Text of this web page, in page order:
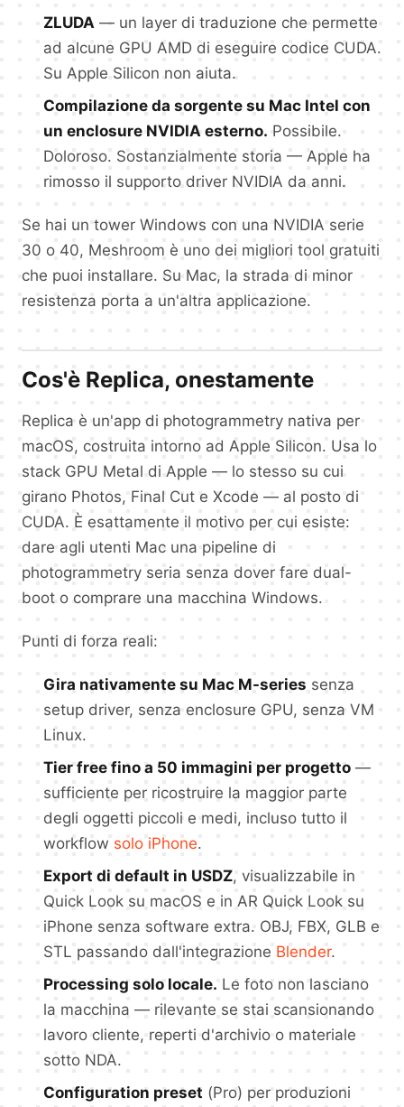
ZLUDA — un layer di traduzione che permette
ad alcune GPU AMD di eseguire codice CUDA.
Su Apple Silicon non aiuta.
Compilazione da sorgente su Mac Intel con
un enclosure NVIDIA esterno. Possibile.
Doloroso. Sostanzialmente storia — Apple ha
rimosso il supporto driver NVIDIA da anni.
Se hai un tower Windows con una NVIDIA serie
30 o 40, Meshroom è uno dei migliori tool gratuiti
che puoi installare. Su Mac, la strada di minor
resistenza porta a un'altra applicazione.
Cos'è Replica, onestamente
Replica è un'app di photogrammetry nativa per
macOS, costruita intorno ad Apple Silicon. Usa lo
stack GPU Metal di Apple — lo stesso su cui
girano Photos, Final Cut e Xcode — al posto di
CUDA. È esattamente il motivo per cui esiste:
dare agli utenti Mac una pipeline di
photogrammetry seria senza dover fare dual-
boot o comprare una macchina Windows.
Punti di forza reali:
Gira nativamente su Mac M-series senza
setup driver, senza enclosure GPU, senza VM
Linux.
Tier free fino a 50 immagini per progetto —
sufficiente per ricostruire la maggior parte
degli oggetti piccoli e medi, incluso tutto il
workflow solo iPhone.
Export di default in USDZ, visualizzabile in
Quick Look su macOS e in AR Quick Look su
iPhone senza software extra. OBJ, FBX, GLB e
STL passando dall'integrazione Blender.
Processing solo locale. Le foto non lasciano
la macchina — rilevante se stai scansionando
lavoro cliente, reperti d'archivio o materiale
sotto NDA.
Configuration preset (Pro) per produzioni